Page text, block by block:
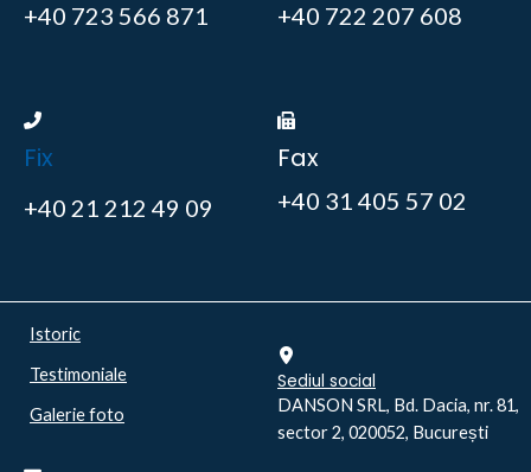
+40 723 566 871 +40 722 207 608
Fix
+40 21 212 49 09
Fax
+40 31 405 57 02
Istoric
Testimoniale
Galerie foto
Sediul social
DANSON SRL, Bd. Dacia, nr. 81,
sector 2, 020052, București